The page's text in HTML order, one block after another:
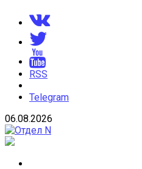
content
RSS
Telegram
06.08.2026